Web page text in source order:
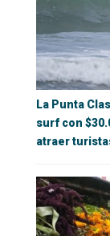
La Punta
surf con
atraer